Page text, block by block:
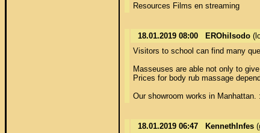
Resources Films en streaming
18.01.2019 08:00 EROhilsodo
Visitors to school can find many
Masseuses are able not only to
Prices for body rub massage
Our showroom works in
18.01.2019 06:47 KennethInfes